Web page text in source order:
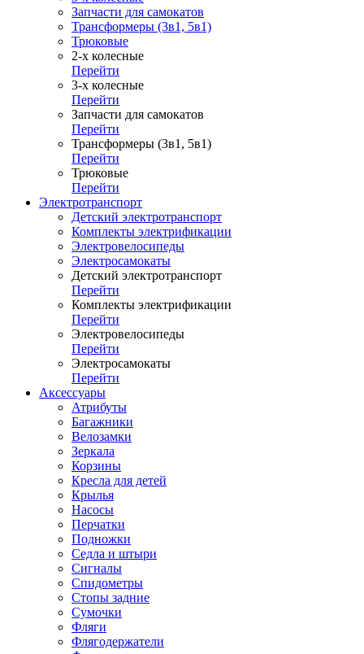
Запчасти для самокатов
Трансформеры (3в1, 5в1)
Трюковые
2-х колесные
Перейти
3-х колесные
Перейти
Запчасти для самокатов
Перейти
Трансформеры (3в1, 5в1)
Перейти
Трюковые
Перейти
Электротранспорт
Детский электротранспорт
Комплекты электрификации
Электровелосипеды
Электросамокаты
Детский электротранспорт
Перейти
Комплекты электрификации
Перейти
Электровелосипеды
Перейти
Электросамокаты
Перейти
Аксессуары
Атрибуты
Багажники
Велозамки
Зеркала
Корзины
Кресла для детей
Крылья
Насосы
Перчатки
Подножки
Седла и штыри
Сигналы
Спидометры
Стопы задние
Сумочки
Фляги
Флягодержатели